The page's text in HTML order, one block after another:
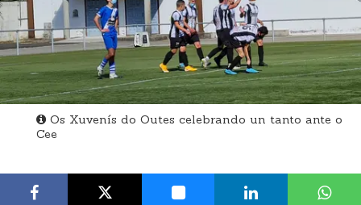
Os Xuvenís do Outes celebrando un tanto ante o
Cee